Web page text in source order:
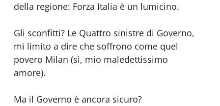
della regione: Forza Italia è un lumicino.
Gli sconfitti? Le Quattro sinistre di Governo,
mi limito a dire che soffrono come quel
povero Milan (sì, mio maledettissimo
amore).
Ma il Governo è ancora sicuro?